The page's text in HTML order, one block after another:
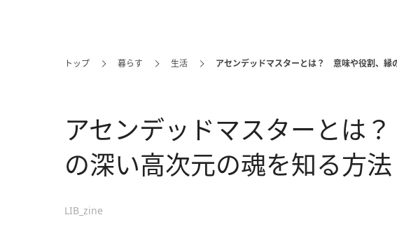
トップ 暮らす 生活 アセンデッドマスターとは？ 意味や役割、縁
アセンデッドマスターとは
の深い高次元の魂を知る方法
LIB_zine